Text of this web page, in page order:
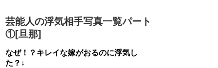
芸能人の浮気相手写真一覧パート
①[旦那]
なぜ！？キレイな嫁がおるのに浮気し
た？↓